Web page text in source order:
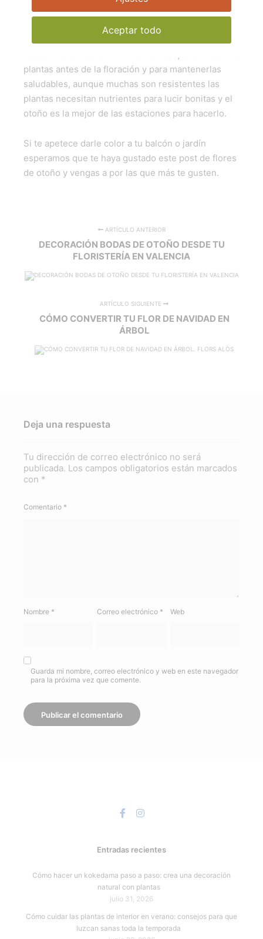
Flors Alòs
plantas antes de la floración y para mantenerlas
saludables, aunque muchas son resistentes las
plantas necesitan nutrientes para lucir bonitas y el
otoño es la mejor de las estaciones para hacerlo.
Si te apetece darle color a tu balcón o jardín
esperamos que te haya gustado este post de flores
de otoño y vengas a por las que más te gusten.
ARTÍCULO ANTERIOR
DECORACIÓN BODAS DE OTOÑO DESDE TU
FLORISTERÍA EN VALENCIA
ARTÍCULO SIGUIENTE
CÓMO CONVERTIR TU FLOR DE NAVIDAD EN
ÁRBOL
Deja una respuesta
Tu dirección de correo electrónico no será
publicada. Los campos obligatorios están marcados
con *
Comentario *
Nombre * Correo electrónico * Web
Guarda mi nombre, correo electrónico y web en este navegador
para la próxima vez que comente.
Entradas recientes
Cómo hacer un kokedama paso a paso: crea una decoración
natural con plantas
julio 31, 2026
Cómo cuidar las plantas de interior en verano: consejos para que
luzcan sanas toda la temporada
Aceptar todo